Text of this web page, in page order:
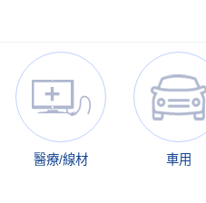
醫療/線材 車用